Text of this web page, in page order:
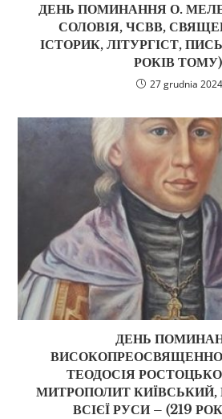
ДЕНЬ ПОМИНАННЯ О.
СОЛОВІЯ, ЧСВВ,
ІСТОРИК, ЛІТУРГІСТ,
РОКІВ
27 grudnia 2024
ДЕНЬ
ТЕОДОСІЯ
МИТРОПОЛИТ КИЇВСЬКИЙ,
ВСІЄЇ РУСИ – (219